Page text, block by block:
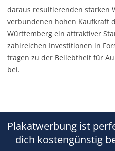
daraus resultierenden starken
verbundenen hohen Kaufkraft
Württemberg ein attraktiver
zahlreichen Investitionen in
tragen zu der Beliebtheit für
bei.
Plakatwerbung ist
dich kostengünstig